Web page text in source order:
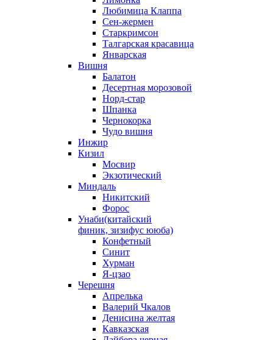
Любимица Клаппа
Сен-жермен
Старкримсон
Талгарская красавица
Январская
Вишня
Балатон
Десертная морозовой
Норд-стар
Шпанка
Чернокорка
Чудо вишня
Инжир
Кизил
Мосвир
Экзотический
Миндаль
Никитский
Форос
Унаби(китайский
финик, зизифус ююба)
Конфетный
Синит
Хурман
Я-цзао
Черешня
Апрелька
Валерий Чкалов
Денисина желтая
Кавказская